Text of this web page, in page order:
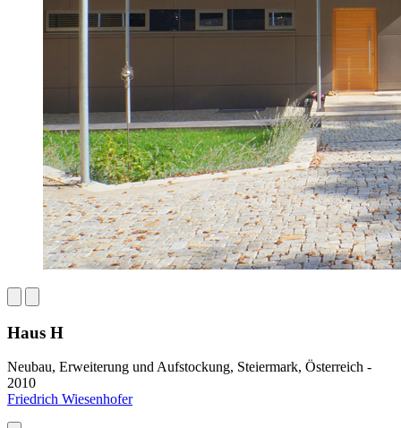
Haus H
Neubau, Erweiterung und Aufstockung, Steiermark, Österreich -
2010
Friedrich Wiesenhofer